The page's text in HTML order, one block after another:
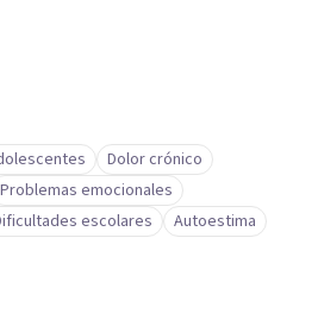
Dolor crónico
Problemas emocionales
escolares
Autoestima